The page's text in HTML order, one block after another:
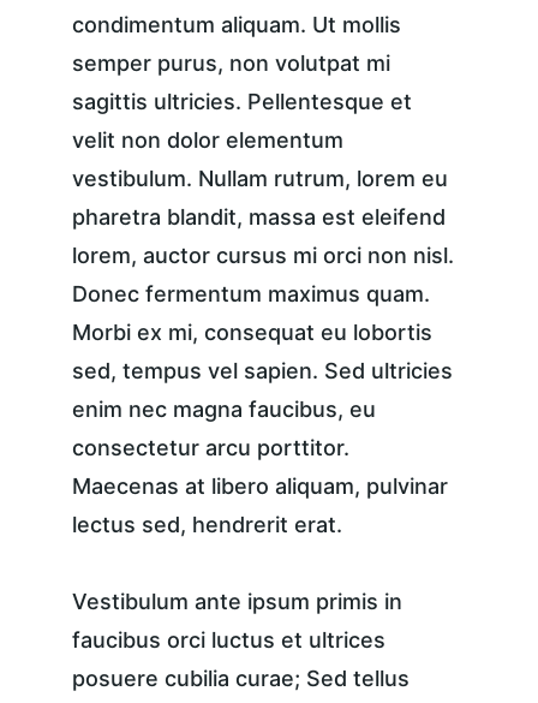
condimentum aliquam. Ut mollis
semper purus, non volutpat mi
sagittis ultricies. Pellentesque et
velit non dolor elementum
vestibulum. Nullam rutrum, lorem eu
pharetra blandit, massa est eleifend
lorem, auctor cursus mi orci non nisl.
Donec fermentum maximus quam.
Morbi ex mi, consequat eu lobortis
sed, tempus vel sapien. Sed ultricies
enim nec magna faucibus, eu
consectetur arcu porttitor.
Maecenas at libero aliquam, pulvinar
lectus sed, hendrerit erat.
Vestibulum ante ipsum primis in
faucibus orci luctus et ultrices
posuere cubilia curae; Sed tellus